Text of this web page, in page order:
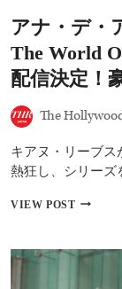
楽
む！
配
信・
で
す
ぐ
ら
注
アナ・デ・
The World
配信決定！
The
キアヌ・リーブス
熱狂し、シリー
VIEW POSTア
ア